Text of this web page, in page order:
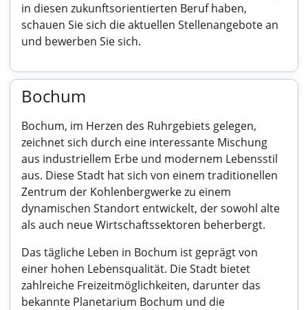
in diesen zukunftsorientierten Beruf haben,
schauen Sie sich die aktuellen Stellenangebote an
und bewerben Sie sich.
Bochum
Bochum, im Herzen des Ruhrgebiets gelegen,
zeichnet sich durch eine interessante Mischung
aus industriellem Erbe und modernem Lebensstil
aus. Diese Stadt hat sich von einem traditionellen
Zentrum der Kohlenbergwerke zu einem
dynamischen Standort entwickelt, der sowohl alte
als auch neue Wirtschaftssektoren beherbergt.
Das tägliche Leben in Bochum ist geprägt von
einer hohen Lebensqualität. Die Stadt bietet
zahlreiche Freizeitmöglichkeiten, darunter das
bekannte Planetarium Bochum und die